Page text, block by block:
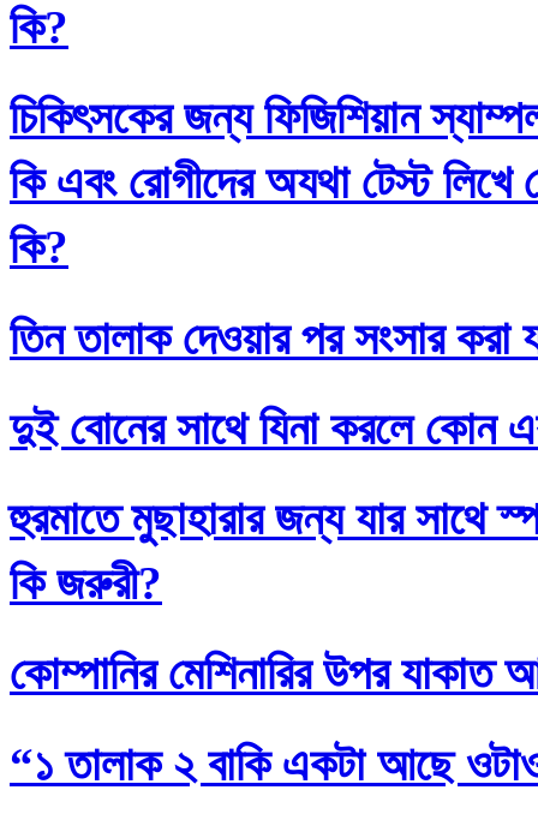
কি?
চিকিৎসকের জন্য ফিজিশিয়ান
কি এবং রোগীদের অযথা টেস্ট লিখে
কি?
তিন তালাক দেওয়ার পর সংসার করা
দুই বোনের সাথে যিনা করলে কোন
হুরমাতে মুছাহারার জন্য যার সাথে
কি জরুরী?
কোম্পানির মেশিনারির উপর যাকাত
“১ তালাক ২ বাকি একটা আছে